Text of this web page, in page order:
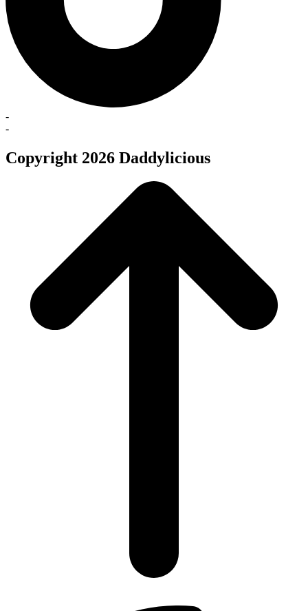
-
-
Copyright 2026 Daddylicious